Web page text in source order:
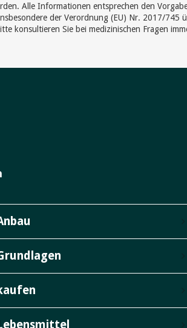
Alle Informationen entsprechen den
der Verordnung (EU) Nr. 2017/745
konsultieren Sie bei medizinischen Fragen